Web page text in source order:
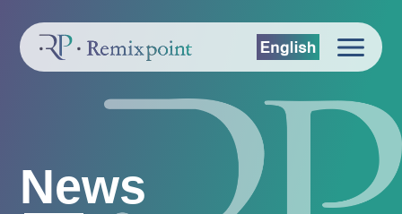
News